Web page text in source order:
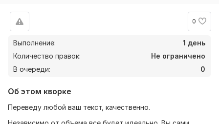
0
Выполнение:
1 день
Количество правок:
Не ограничено
В очереди:
0
Об этом кворке
Переведу любой ваш текст, качественно.